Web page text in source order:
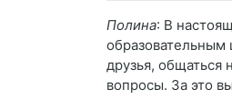
Полина: В
образовательным
друзья, общаться
вопросы. За это